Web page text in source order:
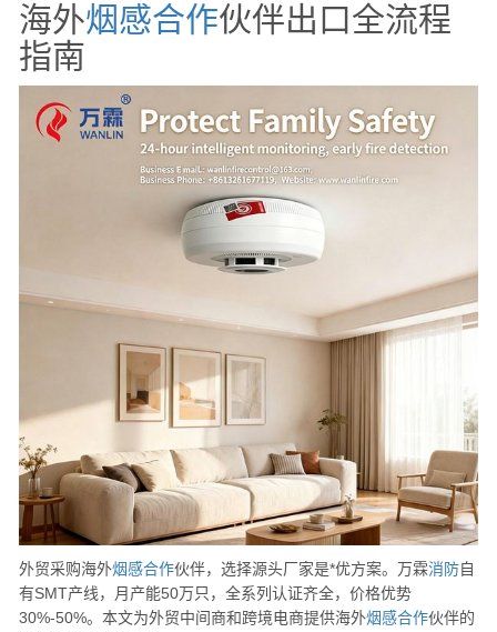
海外烟感合作伙伴出口全流程
指南
外贸采购海外烟感合作伙伴，选择源头厂家是*优方案。万霖消防自
有SMT产线，月产能50万只，全系列认证齐全，价格优势
30%-50%。本文为外贸中间商和跨境电商提供海外烟感合作伙伴的